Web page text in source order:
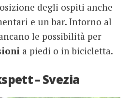
degli ospiti anche
e un bar. Intorno al
le possibilità per
a piedi o in bicicletta.
– Svezia